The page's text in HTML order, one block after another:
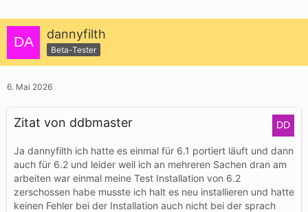
dannyfilth
Beta-Tester
6. Mai 2026
Zitat von ddbmaster
Ja dannyfilth ich hatte es einmal für 6.1 portiert läuft und dann
auch für 6.2 und leider weil ich an mehreren Sachen dran am
arbeiten war einmal meine Test Installation von 6.2
zerschossen habe musste ich halt es neu installieren und hatte
keinen Fehler bei der Installation auch nicht bei der sprach